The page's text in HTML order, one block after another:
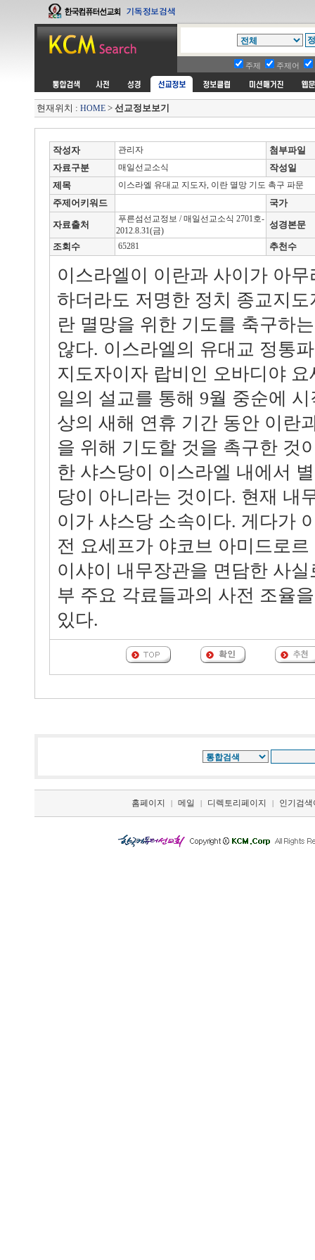
주제 주제어
현재위치 : HOME > 선교정보보기
작성자 관리자
첨부파일
자료구분
매일선교소식
작성일
제목
이스라엘 유대교 지도자, 이란 멸망 기도 촉구 파문
주제어키워드 국가
자료출처
푸른섬선교정보 / 매일선교소식 2701호-
2012.8.31(금)
성경본문
조회수 65281 추천수
이스라엘이 이란과 사이가 아
하더라도 저명한 정치 종교지
란 멸망을 위한 기도를 축구하
않다. 이스라엘의 유대교 정통
지도자이자 랍비인 오바디야 요
일의 설교를 통해 9월 중순에
상의 새해 연휴 기간 동안 이란
을 위해 기도할 것을 촉구한 것
한 샤스당이 이스라엘 내에서
당이 아니라는 것이다. 현재 내
이가 샤스당 소속이다. 게다가
전 요세프가 야코브 아미드로
이샤이 내무장관을 면담한 사
부 주요 각료들과의 사전 조율
있다.
홈페이지 | 메일 | 디렉토리페이지 | 인기검색